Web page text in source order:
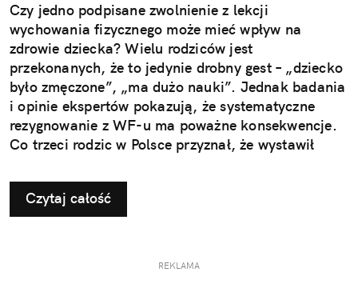
Czy jedno podpisane zwolnienie z lekcji
wychowania fizycznego może mieć wpływ na
zdrowie dziecka? Wielu rodziców jest
przekonanych, że to jedynie drobny gest – „dziecko
było zmęczone”, „ma dużo nauki”. Jednak badania
i opinie ekspertów pokazują, że systematyczne
rezygnowanie z WF-u ma poważne konsekwencje.
Co trzeci rodzic w Polsce przyznał, że wystawił
ruchowych. Ta pozornie niewinna decyzja w
dłuższej perspektywie odbiera najmłodszym szansę
na prawidłowy rozwój i budowanie odporności, a
ujawniają się dopiero w dorosłym życiu.
Czytaj całość
REKLAMA